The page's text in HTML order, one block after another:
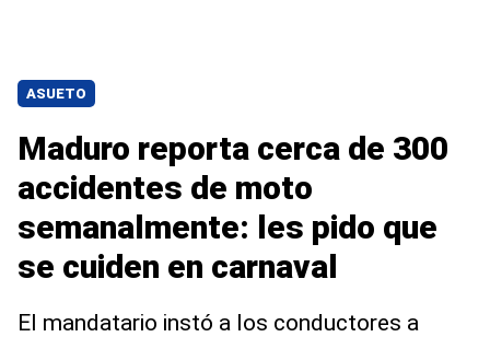
ASUETO
Maduro reporta cerca de 300
accidentes de moto
semanalmente: les pido que
se cuiden en carnaval
El mandatario instó a los conductores a